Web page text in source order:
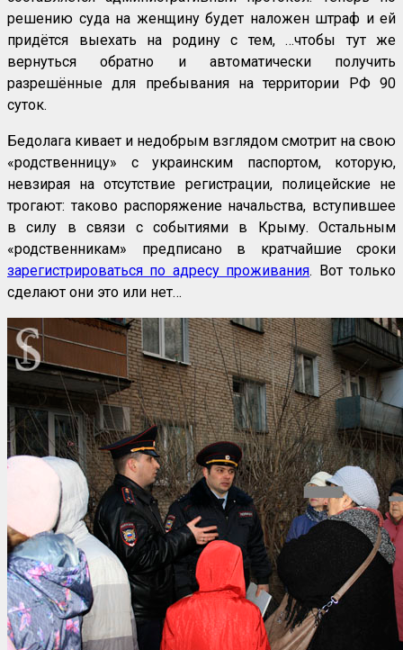
решению суда на женщину будет наложен штраф и ей
придётся выехать на родину с тем, …чтобы тут же
вернуться обратно и автоматически получить
разрешённые для пребывания на территории РФ 90
суток.
Бедолага кивает и недобрым взглядом смотрит на свою
«родственницу» с украинским паспортом, которую,
невзирая на отсутствие регистрации, полицейские не
трогают: таково распоряжение начальства, вступившее
в силу в связи с событиями в Крыму. Остальным
«родственникам» предписано в кратчайшие сроки
зарегистрироваться по адресу проживания. Вот только
сделают они это или нет…